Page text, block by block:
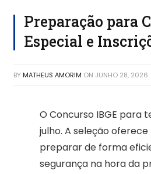
Preparação para
Especial e
BY MATHEUS AMORIM ON JUNHO 28, 2026
O Concurso IBGE para
julho. A seleção
preparar de forma
segurança na hora da